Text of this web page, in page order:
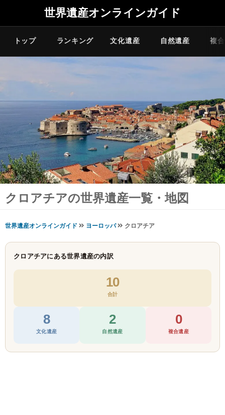
世界遺産オンラインガイド
トップ ランキング 文化遺産 自然遺産 複
クロアチアの世界遺産一覧・地図
世界遺産オンラインガイド ヨーロッパ クロアチア
クロアチアにある世界遺産の内訳
10
合計
8
文化遺産
2
自然遺産
0
複合遺産